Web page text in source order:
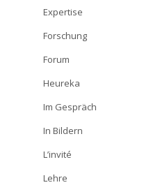
Expertise
Forschung
Forum
Heureka
Im Gespräch
In Bildern
L’invité
Lehre